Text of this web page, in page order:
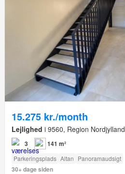
15.275 kr./month
Lejlighed i 9560, Region Nordjylland
3 141 m²
Parkeringsplads Altan Panoramaudsigt
30+ dage siden